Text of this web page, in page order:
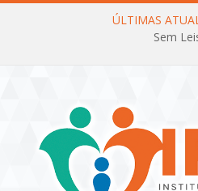
ÚLTIMAS
Sem